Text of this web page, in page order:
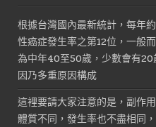
根據台灣國內最新統計，每年
性癌症發生率之第12位，一般
為中年40至50歲，少數會有
因乃多重原因構成
這裡要請大家注意的是，副作
體質不同，發生率也不盡相同